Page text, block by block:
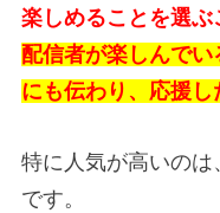
楽しめることを選ぶ
配信者が楽しんで
にも伝わり、応援
特に人気が高いの
です。